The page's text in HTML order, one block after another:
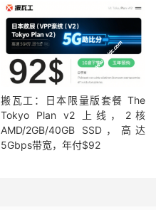
搬瓦工：日本限量版套餐 The
Tokyo Plan v2 上线，2核
AMD/2GB/40GB SSD，高达
5Gbps带宽，年付$92